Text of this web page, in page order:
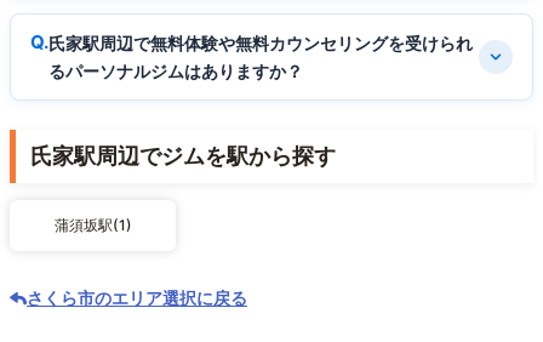
氏家駅周辺で無料体験や無料カウンセリングを受けられ
るパーソナルジムはありますか？
氏家駅周辺でジムを駅から探す
蒲須坂駅(1)
さくら市のエリア選択に戻る